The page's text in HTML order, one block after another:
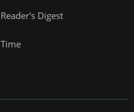
Reader's Digest
Time